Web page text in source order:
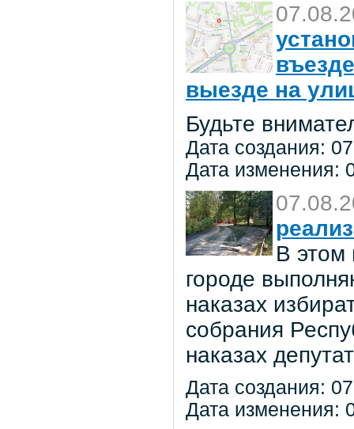
выезде на
Будьте
Дата создания:
Дата изменения:
В этом
городе
наказах
собрания
наказах
Дата создания:
Дата изменения: